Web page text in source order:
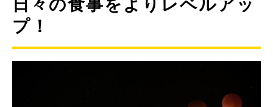
日々の食事をよりレベルアッ
プ！